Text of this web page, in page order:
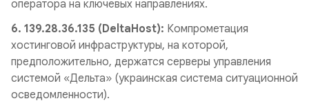
оператора на ключевых направлениях.
6. 139.28.36.135 (DeltaHost): Компрометация
хостинговой инфраструктуры, на которой,
предположительно, держатся серверы управления
системой «Дельта» (украинская система ситуационной
осведомленности).